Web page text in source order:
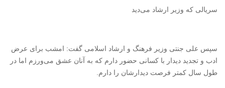
سریالی که وزیر ارشاد می‌دید
سپس علی جنتی وزیر فرهنگ و ارشاد اسلامی گفت: امشب برای عرض
ادب و تجدید دیدار با کسانی حضور دارم که به آنان عشق می‌ورزم اما در
طول سال کمتر فرصت دیدارشان را دارم.